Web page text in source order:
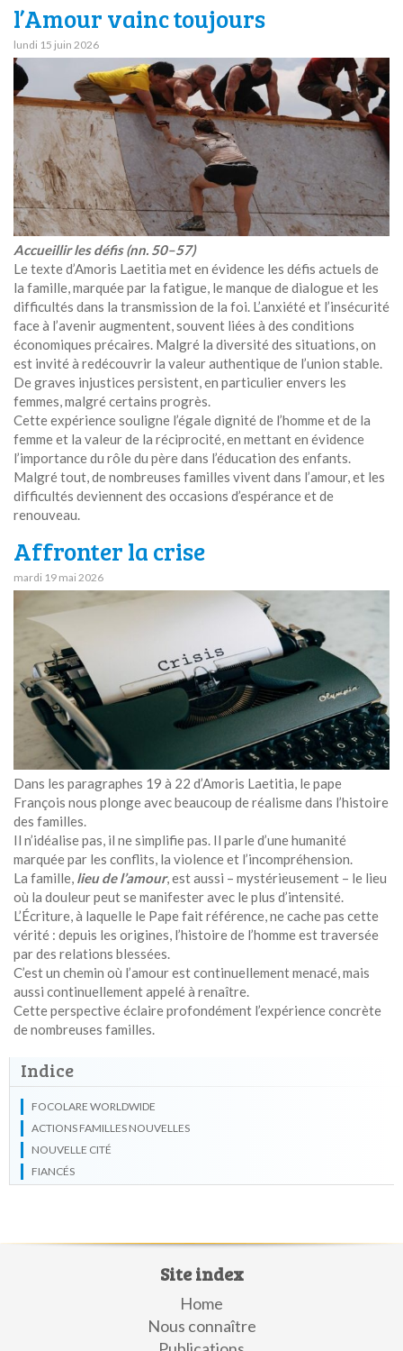
l’Amour vainc toujours
lundi 15 juin 2026
Accueillir les défis (nn. 50–57)
Le texte d’Amoris Laetitia met en évidence les défis actuels de
la famille, marquée par la fatigue, le manque de dialogue et les
difficultés dans la transmission de la foi. L’anxiété et l’insécurité
face à l’avenir augmentent, souvent liées à des conditions
économiques précaires. Malgré la diversité des situations, on
est invité à redécouvrir la valeur authentique de l’union stable.
De graves injustices persistent, en particulier envers les
femmes, malgré certains progrès.
Cette expérience souligne l’égale dignité de l’homme et de la
femme et la valeur de la réciprocité, en mettant en évidence
l’importance du rôle du père dans l’éducation des enfants.
Malgré tout, de nombreuses familles vivent dans l’amour, et les
difficultés deviennent des occasions d’espérance et de
renouveau.
Affronter la crise
mardi 19 mai 2026
Dans les paragraphes 19 à 22 d’Amoris Laetitia, le pape
François nous plonge avec beaucoup de réalisme dans l’histoire
des familles.
Il n’idéalise pas, il ne simplifie pas. Il parle d’une humanité
marquée par les conflits, la violence et l’incompréhension.
La famille, lieu de l’amour, est aussi – mystérieusement – le lieu
où la douleur peut se manifester avec le plus d’intensité.
L’Écriture, à laquelle le Pape fait référence, ne cache pas cette
vérité : depuis les origines, l’histoire de l’homme est traversée
par des relations blessées.
C’est un chemin où l’amour est continuellement menacé, mais
aussi continuellement appelé à renaître.
Cette perspective éclaire profondément l’expérience concrète
de nombreuses familles.
Indice
FOCOLARE WORLDWIDE
ACTIONS FAMILLES NOUVELLES
NOUVELLE CITÉ
FIANCÉS
Site index
Home
Nous connaître